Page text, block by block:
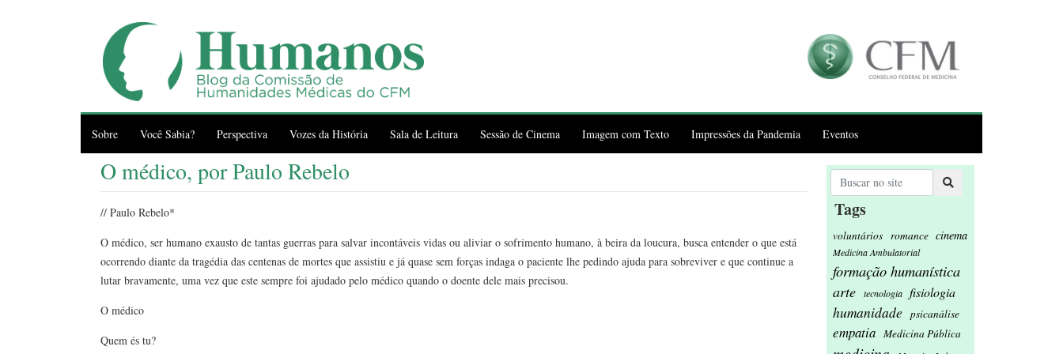
Sobre Você Sabia? Perspectiva Vozes da História Sala de Leitura Sessão de Cinema Imagem com Texto Impressões da Pandemia Eventos
O médico, por Paulo Rebelo
// Paulo Rebelo*
O médico, ser humano exausto de tantas guerras para salvar incontáveis vidas ou aliviar o sofrimento humano, à beira da loucura, busca entender o que está
ocorrendo diante da tragédia das centenas de mortes que assistiu e já quase sem forças indaga o paciente lhe pedindo ajuda para sobreviver e que continue a
lutar bravamente, uma vez que este sempre foi ajudado pelo médico quando o doente dele mais precisou.
O médico
Quem és tu?
Tags
voluntários romance cinema
Medicina Ambulatorial
formação humanística
arte tecnologia fisiologia
humanidade psicanálise
empatia Medicina Pública